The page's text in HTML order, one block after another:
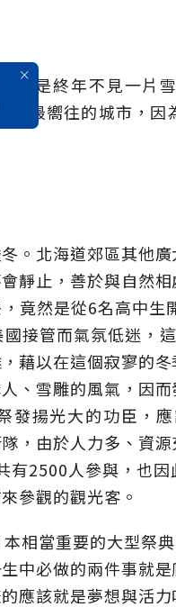
這是終年不見一片
人最嚮往的城市，
。北海道郊區其他
靜止，善於與自然
竟然是從6名高中
接管而氣氛低迷，
藉以在這個寂寥的
、雪雕的風氣，因
發揚光大的功臣，
，由於人力多、資
有2500人參與，也
參觀的觀光客。
相當重要的大型祭
中必做的兩件事就
應該就是夢想與活力